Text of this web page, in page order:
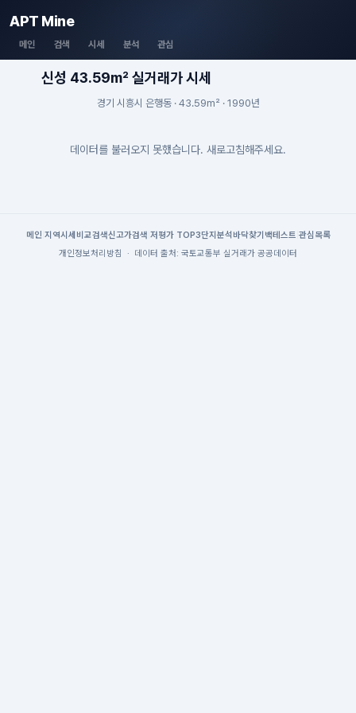
APT Mine
메인 검색 시세 분석 관심
신성 43.59m² 실거래가 시세
경기 시흥시 은행동 · 43.59m² · 1990년
데이터를 불러오지 못했습니다. 새로고침해주세요.
메인| 지역시세 비교검색신고가검색 저평가 TOP3단지분석 바닥찾기 백테스트 관심목록
개인정보처리방침
· 데이터 출처: 국토교통부 실거래가 공공데이터